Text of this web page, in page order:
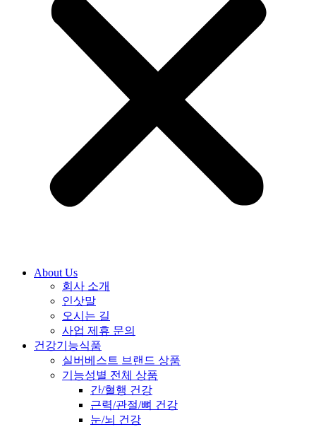
About Us
회사 소개
인삿말
오시는 길
사업 제휴 문의
건강기능식품
실버베스트 브랜드 상품
기능성별 전체 상품
간/혈행 건강
근력/관절/뼈 건강
눈/뇌 건강